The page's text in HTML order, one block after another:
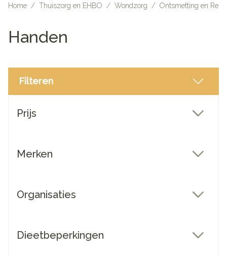
Home / Thuiszorg en EHBO / Wondzorg / Ontsmetting en
Handen
Filteren
Prijs
Merken
Organisaties
Dieetbeperkingen